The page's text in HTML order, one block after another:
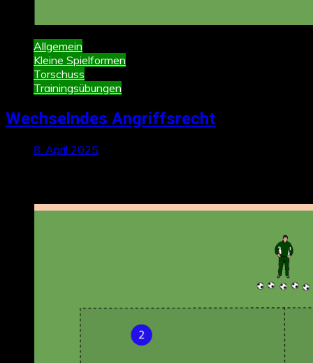
Allgemein
Kleine Spielformen
Torschuss
Trainingsübungen
Wechselndes Angriffsrecht
8. April 2025